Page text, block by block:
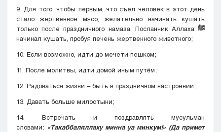
9. Для того, чтобы первым, что съел человек в этот день
стало жертвенное мясо, желательно начинать кушать
только после праздничного намаза. Посланник Аллаха ﷺ
начинал кушать, пробуя печень жертвенного животного;
10. Если возможно, идти до мечети пешком;
11. После молитвы, идти домой иным путём;
12. Радоваться жизни – быть в праздничном настроении;
13. Давать больше милостыни;
14. Встречать и поздравлять мусульман
словами: «Такаббаляллаху минна уа минкум!» (Да примет